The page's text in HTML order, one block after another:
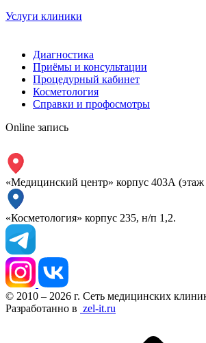
Услуги клиники
Диагностика
Приёмы и консультации
Процедурный кабинет
Косметология
Справки и профосмотры
Online запись
«Медицинский центр» корпус 403А (этаж
«Косметология» корпус 235, н/п 1,2.
© 2010 – 2026 г. Сеть медицинских
Разработанно в zel-it.ru